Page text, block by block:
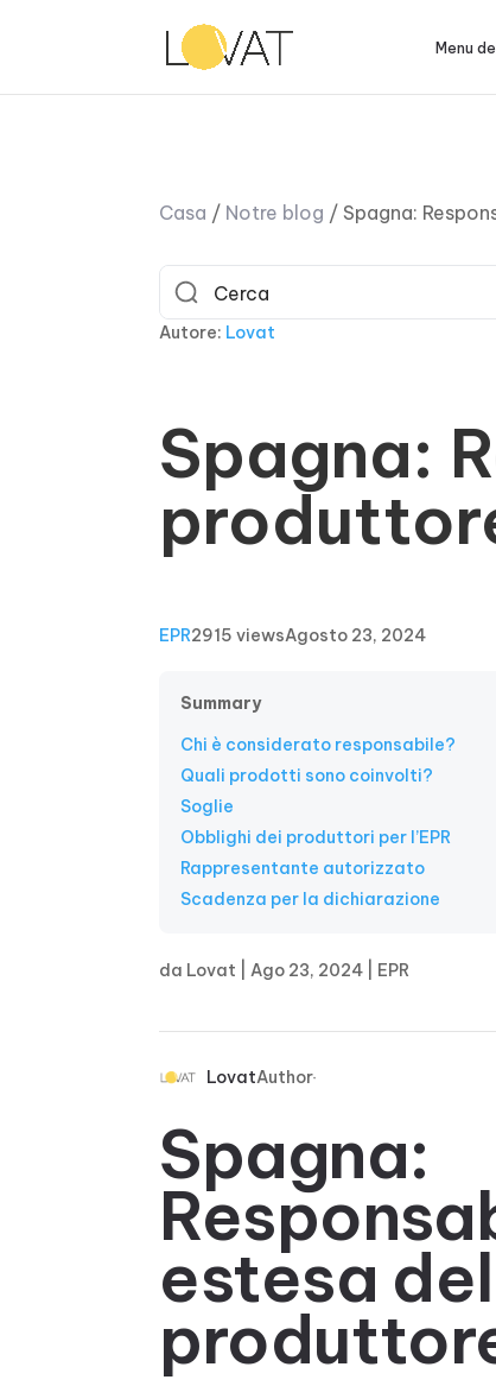
Menu
Casa / Notre blog /Spagna:
Autore: Lovat
Spagna:
EPR2915 viewsAgosto 23, 2024
Summary
Chi è considerato responsabile?
Quali prodotti sono coinvolti?
Soglie
Obblighi dei produttori per l’EPR
Rappresentante autorizzato
Scadenza per la dichiarazione
da Lovat |Ago 23, 2024 EPR
LovatAuthor
Spagna:
estesa del